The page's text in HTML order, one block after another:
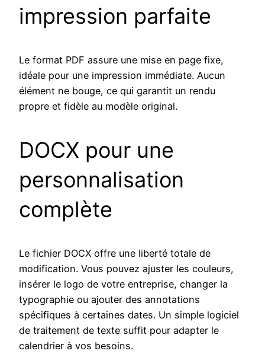
impression parfaite
Le format PDF assure une mise en page fixe,
idéale pour une impression immédiate. Aucun
élément ne bouge, ce qui garantit un rendu
propre et fidèle au modèle original.
DOCX pour une
personnalisation
complète
Le fichier DOCX offre une liberté totale de
modification. Vous pouvez ajuster les couleurs,
insérer le logo de votre entreprise, changer la
typographie ou ajouter des annotations
spécifiques à certaines dates. Un simple logiciel
de traitement de texte suffit pour adapter le
calendrier à vos besoins.